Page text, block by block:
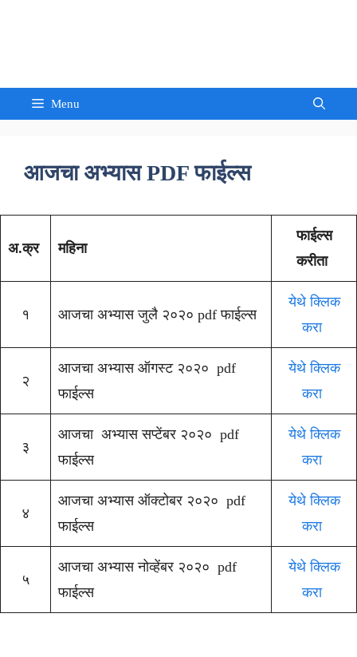
Menu
आजचा अभ्यास PDF फाईल्स
अ.क्र महिना
फाईल्स
करीता
१ आजचा अभ्यास जुलै २०२० pdf फाईल्स
येथे क्लिक
करा
२
आजचा अभ्यास ऑगस्ट २०२० pdf
फाईल्स
येथे क्लिक
करा
३
आजचा अभ्यास सप्टेंबर २०२० pdf
फाईल्स
येथे क्लिक
करा
४
आजचा अभ्यास ऑक्टोबर २०२० pdf
फाईल्स
येथे क्लिक
करा
५
आजचा अभ्यास नोव्हेंबर २०२० pdf
फाईल्स
येथे क्लिक
करा